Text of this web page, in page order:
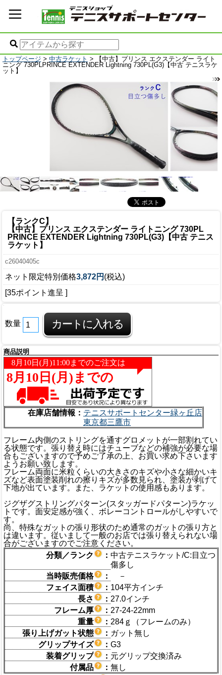
トップページ > 中古ラケット > 【中古】プリンス エクステンダー ライト
ニング 730PLPRINCE EXTENDER Lightning 730PL(G3)【中古 テニスラケ
ット】
【ランクC】
【中古】プリンス エクステンダー ライトニング 730PL
PRINCE EXTENDER Lightning 730PL(G3)【中古 テニス
ラケット】
c26040405c
ネット限定特別価格3,872円 (税込)
[35ポイント進呈 ]
数量
商品説明
在庫店舗情報： テニスサポートセンター緑ヶ丘店
東京都三鷹市
フレーム内側のストリングを通すグロメットが一部割れてい
る状態です。張り替え時にはチューブなどの補強が必要な場
合もございますので予めご了承の上、お買い求め下さいます
ようお願い致します。
フレーム両面に米粒くらいの大きさのキズや小さな細かいキ
ズなど表面塗装削れの擦りキズが多数見られ、塗装が剥げて
下地が出ています。また、ラケットの使用感もあります。
ジグザグストリングパターン(スタッガードパターン)ラケッ
トです。面安定感が強く、ボレーコントロールがしやすいで
す。
尚、特殊なガットの張り形状のため通常のガットの張り方と
は違います。従いまして一般のお店では張り替えられない場
合がございますのでご注意ください。
分類／ランク
： 中古テニスラケット/C:目立つ
傷多し
当時販売価格
：
－
フェイス面積
： 104平方インチ
長さ
： 27.0インチ
フレーム厚
： 27-24-22mm
重量
： 284ｇ（フレームのみ）
張り上げガット状態
： ガット無し
グリップサイズ
： G3
装着グリップ
： 元グリップ交換済み
付属品
： 無し